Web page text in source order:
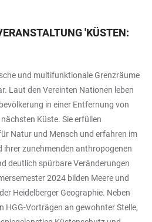
'KÜSTEN:
und multifunktionale Grenzräume
Laut den Vereinten Nationen leben
in einer Entfernung von
Küste. Sie erfüllen
Natur und Mensch und erfahren im
ihrer zunehmenden anthropogenen
deutlich spürbare Veränderungen
2024 bilden Meere und
Heidelberger Geographie. Neben
HGG-Vorträgen an gewohnter Stelle,